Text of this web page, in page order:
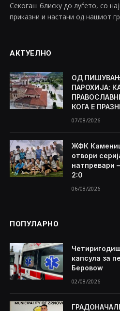
Секогаш блиску до луѓето, со
приказни и настани од нашиот
АКТУЕЛНО
ОД
ПАРОХИЈА:
КОГА Е
07/08/2026
ЖФК
отвори
натпревари
2:0
06/08/2026
ПОПУЛАРНО
капсула за
Беровоw
02/08/2026